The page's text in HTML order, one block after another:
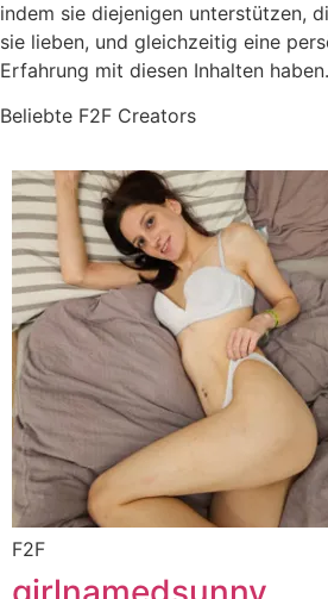
indem sie diejenigen unterstützen,
sie lieben, und gleichzeitig eine
Erfahrung mit diesen Inhalten haben.
Beliebte F2F Creators
F2F